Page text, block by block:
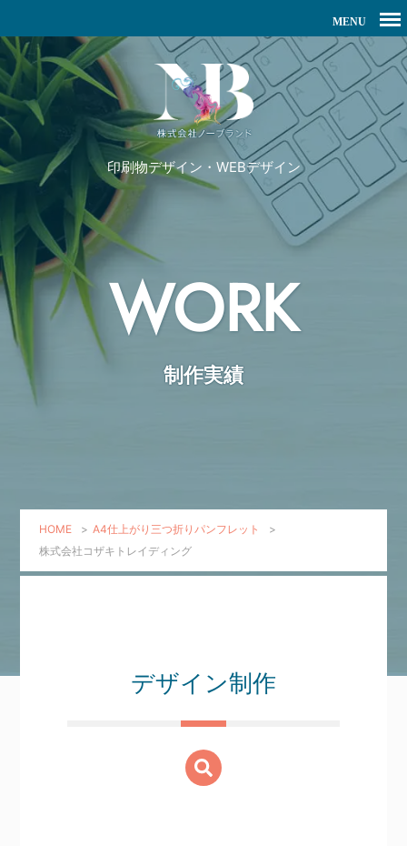
印刷物デザイン・WEBデザイン
WORK
制作実績
HOME > A4仕上がり三つ折りパンフレット
>
株式会社コザキトレイディング
デザイン制作